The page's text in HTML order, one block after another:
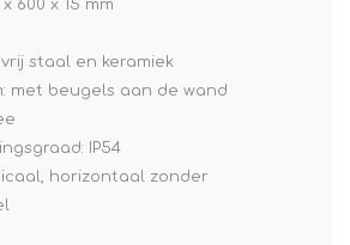
600 x 15 mm
staal en keramiek
met beugels aan de wand
IP54
horizontaal zonder